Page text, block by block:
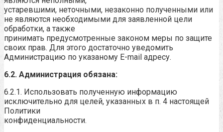
устаревшими, неточными, незаконно полученными или
не являются необходимыми для заявленной цели
обработки, а также
принимать предусмотренные законом меры по защите
своих прав. Для этого достаточно уведомить
Администрацию по указаному E-mail адресу.
6.2. Администрация обязана:
6.2.1. Использовать полученную информацию
исключительно для целей, указанных в п. 4 настоящей
Политики
конфиденциальности.